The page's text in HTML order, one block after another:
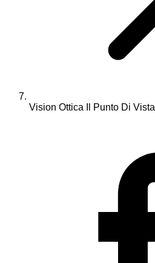
Vision Ottica Il Punto Di Vista